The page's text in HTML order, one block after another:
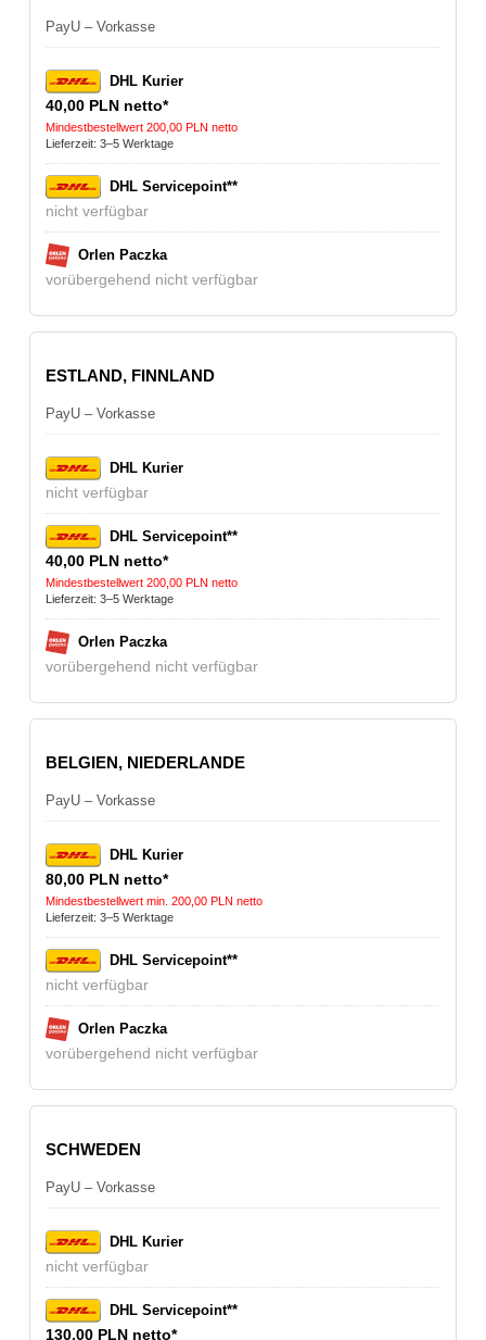
PayU – Vorkasse
DHL Kurier
40,00 PLN netto*
Mindestbestellwert 200,00 PLN netto
Lieferzeit: 3–5 Werktage
DHL Servicepoint**
nicht verfügbar
Orlen Paczka
vorübergehend nicht verfügbar
ESTLAND, FINNLAND
PayU – Vorkasse
DHL Kurier
nicht verfügbar
DHL Servicepoint**
40,00 PLN netto*
Mindestbestellwert 200,00 PLN netto
Lieferzeit: 3–5 Werktage
Orlen Paczka
vorübergehend nicht verfügbar
BELGIEN, NIEDERLANDE
PayU – Vorkasse
DHL Kurier
80,00 PLN netto*
Mindestbestellwert min. 200,00 PLN netto
Lieferzeit: 3–5 Werktage
DHL Servicepoint**
nicht verfügbar
Orlen Paczka
vorübergehend nicht verfügbar
SCHWEDEN
PayU – Vorkasse
DHL Kurier
nicht verfügbar
DHL Servicepoint**
130,00 PLN netto*